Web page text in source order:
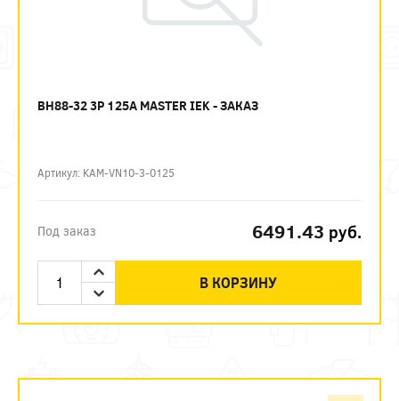
ВН88-32 3P 125А MASTER IEK - ЗАКАЗ
Артикул: KAM-VN10-3-0125
Под заказ 6491.43 руб.
В КОРЗИНУ